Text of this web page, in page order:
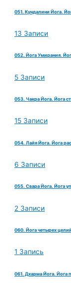
051. Кундалини Йога.
13 Записи
052. Йога Умирания.
5 Записи
053. Чакра Йога. Йога
15 Записи
054. Лайя Йога. Йога
6 Записи
055. Свара Йога. Йога
2 Записи
060. Йога четырех
1 Запись
061. Дхарма Йога. Йога